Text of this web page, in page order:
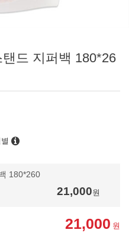
드 지퍼백 180*26
180*260
21,000원
21,000 원